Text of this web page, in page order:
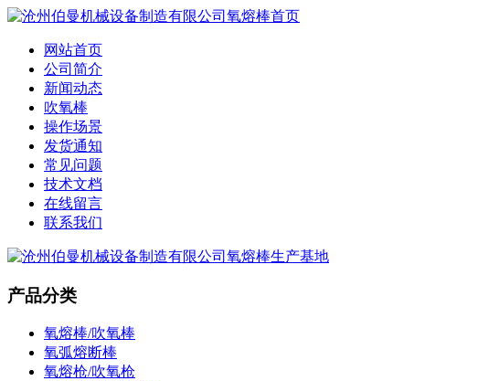
网站首页
公司简介
新闻动态
吹氧棒
操作场景
发货通知
常见问题
技术文档
在线留言
联系我们
产品分类
氧熔棒/吹氧棒
氧弧熔断棒
氧熔枪/吹氧枪